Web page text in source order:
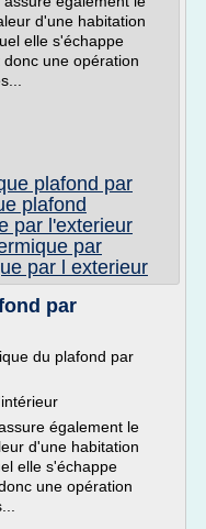
d'une habitation
elle s'échappe
une opération
plafond par
plafond
par l'exterieur
par
par l exterieur
par
du plafond par
également le
d'une habitation
elle s'échappe
une opération